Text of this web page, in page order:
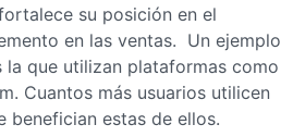
su posición en el
en las ventas. Un ejemplo
la que utilizan plataformas como
Cuantos más usuarios utilicen
benefician estas de ellos.